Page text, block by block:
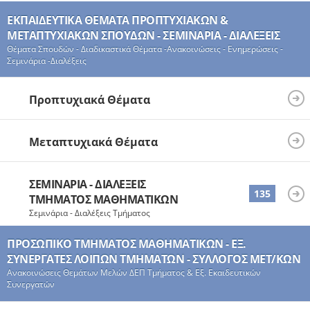
ΕΚΠΑΙΔΕΥΤΙΚΆ ΘΈΜΑΤΑ ΠΡΟΠΤΥΧΙΑΚΏΝ &
ΜΕΤΑΠΤΥΧΙΑΚΏΝ ΣΠΟΥΔΏΝ - ΣΕΜΙΝΆΡΙΑ - ΔΙΑΛΈΞΕΙΣ
Θέματα Σπουδών - Διαδικαστικά Θέματα -Ανακοινώσεις - Ενημερώσεις -
Σεμινάρια -Διαλέξεις
Προπτυχιακά Θέματα
Μεταπτυχιακά Θέματα
ΣΕΜΙΝΆΡΙΑ - ΔΙΑΛΈΞΕΙΣ
ΤΜΉΜΑΤΟΣ ΜΑΘΗΜΑΤΙΚΏΝ
Σεμινάρια - Διαλέξεις Τμήματος
135
ΠΡΟΣΩΠΙΚΌ ΤΜΉΜΑΤΟΣ ΜΑΘΗΜΑΤΙΚΏΝ - ΕΞ.
ΣΥΝΕΡΓΆΤΕΣ ΛΟΙΠΏΝ ΤΜΉΜΑΤΩΝ - ΣΎΛΛΟΓΟΣ ΜΕΤ/ΚΏΝ
Ανακοινώσεις Θεμάτων Μελών ΔΕΠ Τμήματος & Εξ. Εκαιδευτικών
Συνεργατών